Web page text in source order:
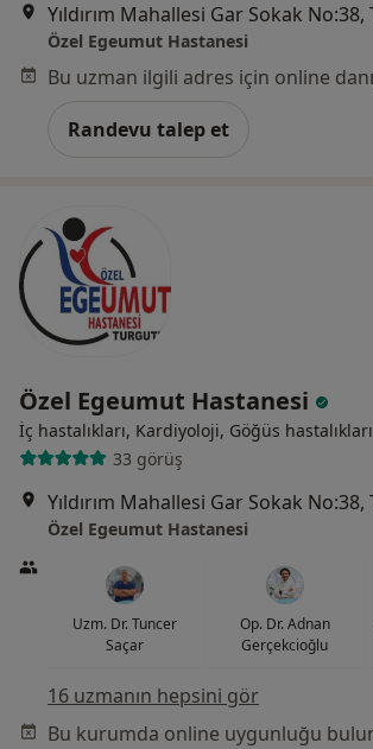
Özel Egeumut Hastanesi
Randevu talep et
Özel Egeumut Hastanesi
İç hastalıkları, Kardiyoloji, Göğüs hastalıkları
33 görüş
Özel Egeumut Hastanesi
Uzm. Dr. Tuncer
Saçar
Op. Dr. Adnan
Gerçekcioğlu
16 uzmanın hepsini gör